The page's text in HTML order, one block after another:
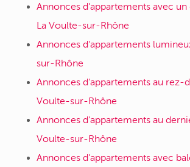
Annonces d'appartements avec un
La Voulte-sur-Rhône
Annonces d'appartements
sur-Rhône
Annonces d'appartements au rez-
Voulte-sur-Rhône
Annonces d'appartements au
Voulte-sur-Rhône
Annonces d'appartements avec